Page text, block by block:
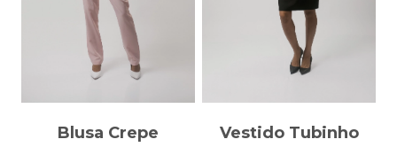
Blusa Crepe Vestido Tubinho